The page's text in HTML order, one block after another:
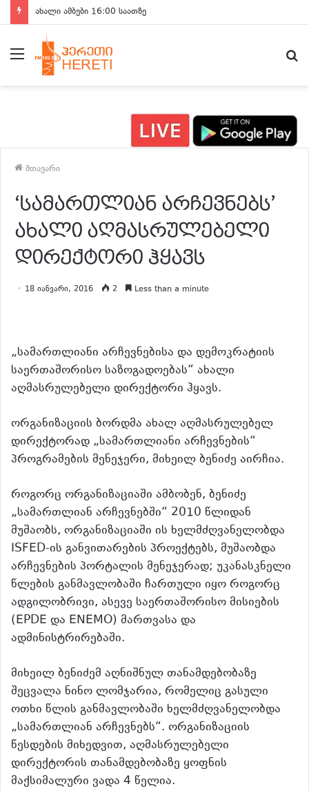
ახალი ამბები 16:00 საათზე
მენიუ
მთავარი
‘სამართლიან არჩევნებს’
ახალი აღმასრულებელი
დირექტორი ჰყავს
18 იანვარი, 2016 2 Less than a minute
„სამართლიანი არჩევნებისა და დემოკრატიის
საერთაშორისო საზოგადოებას“ ახალი
აღმასრულებელი დირექტორი ჰყავს.
ორგანიზაციის ბორდმა ახალ აღმასრულებელ
დირექტორად „სამართლიანი არჩევნების“
პროგრამების მენეჯერი, მიხეილ ბენიძე აირჩია.
როგორც ორგანიზაციაში ამბობენ, ბენიძე
„სამართლიან არჩევნებში“ 2010 წლიდან
მუშაობს, ორგანიზაციაში ის ხელმძღვანელობდა
ISFED-ის განვითარების პროექტებს, მუშაობდა
არჩევნების პორტალის მენეჯერად; უკანასკნელი
წლების განმავლობაში ჩართული იყო როგორც
ადგილობრივი, ასევე საერთაშორისო მისიების
(EPDE და ENEMO) მართვასა და
ადმინისტრირებაში.
მიხეილ ბენიძემ აღნიშნულ თანამდებობაზე
შეცვალა ნინო ლომჯარია, რომელიც გასული
ოთხი წლის განმავლობაში ხელმძღვანელობდა
„სამართლიან არჩევნებს“. ორგანიზაციის
წესდების მიხედვით, აღმასრულებელი
დირექტორის თანამდებობაზე ყოფნის
მაქსიმალური ვადა 4 წელია.